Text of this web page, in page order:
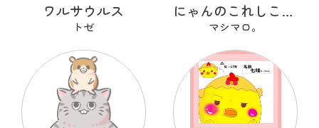
ワルサウルス
トゼ
にゃんのこれしこ ある日の夢 Ｎo.2
マシマロ。